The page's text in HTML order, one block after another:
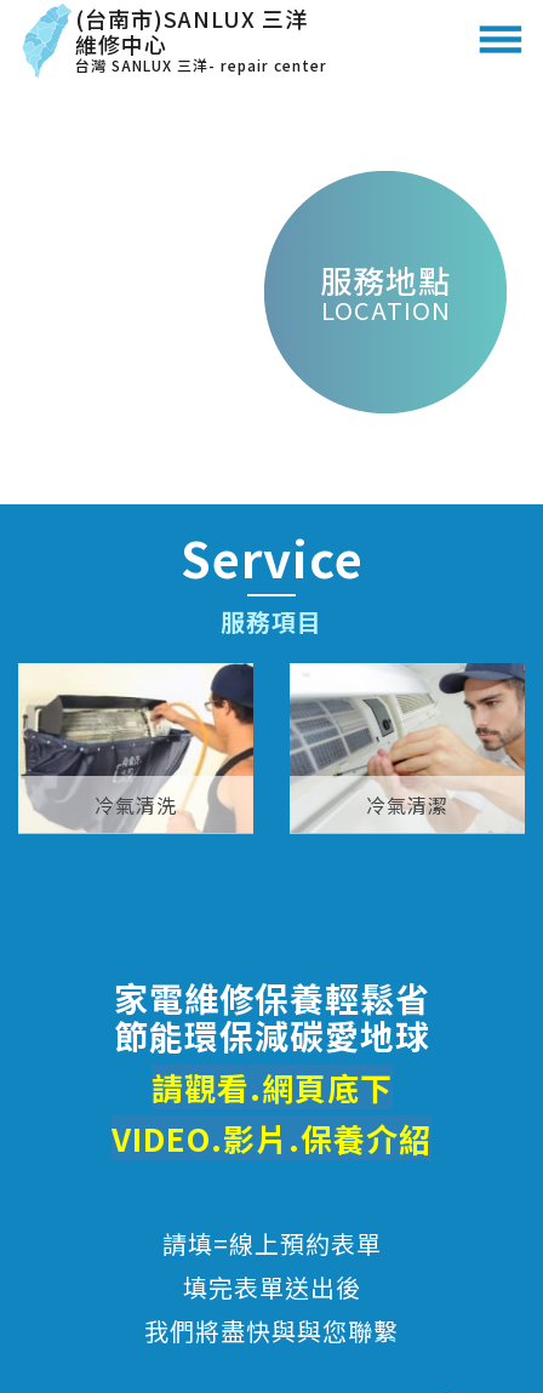
(台南市)SANLUX 三洋
維修中心
台灣 SANLUX 三洋- repair center
服務地點
LOCATION
Service
服務項目
冷氣清洗 冷氣清潔
家電維修保養輕鬆省
節能環保減碳愛地球
請觀看.網頁底下
VIDEO.影片.保養介紹
請填=線上預約表單
填完表單送出後
我們將盡快與與您聯繫